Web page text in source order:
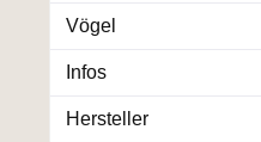
Vögel
Infos
Hersteller